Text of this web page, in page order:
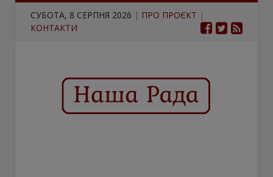
СУБОТА, 8 СЕРПНЯ 2026 | ПРО ПРОЄКТ |
КОНТАКТИ